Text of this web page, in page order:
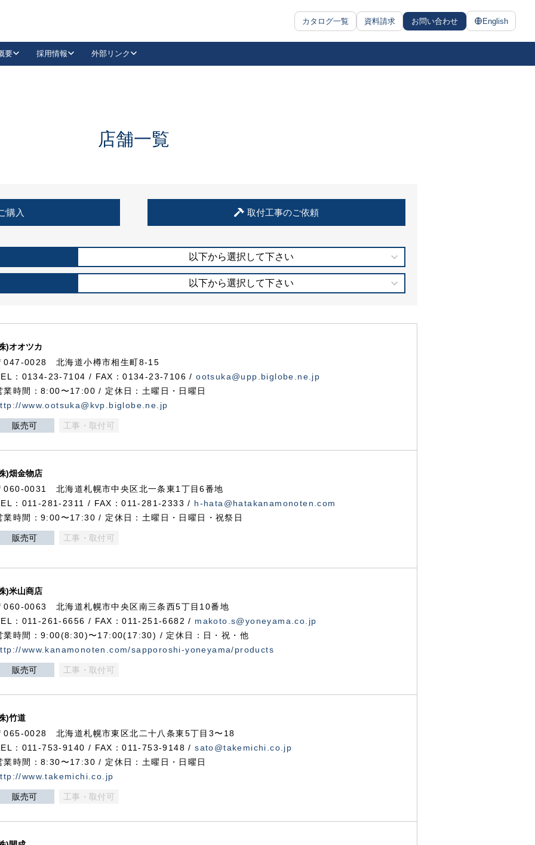
カタログ一覧 資料請求 お問い合わせ English
抗ウイルス・抗菌製品
要 採用情報 外部リンク
LinkedIn
住宅使用部材標準化推進協議会
店舗一覧
購入 取付工事のご依頼
以下から選択して下さい
以下から選択して下さい
)オオツカ
047-0028 北海道小樽市相生町8-15
：0134-23-7104 / FAX：0134-23-7106 /ootsuka@upp.biglobe.ne.jp
業時間：8:00〜17:00 / 定休日：土曜日・日曜日
www.ootsuka@kvp.biglobe.ne.jp
販売可 工事・取付可
)畑金物店
060-0031 北海道札幌市中央区北一条東1丁目6番地
：011-281-2311 / FAX：011-281-2333 / h-hata@hatakanamonoten.com
業時間：9:00〜17:30 / 定休日：土曜日・日曜日・祝祭日
販売可 工事・取付可
)米山商店
060-0063 北海道札幌市中央区南三条西5丁目10番地
：011-261-6656 / FAX：011-251-6682 / makoto.s@yoneyama.co.jp
業時間：9:00(8:30)〜17:00(17:30) / 定休日：日・祝・他
www.kanamonoten.com/sapporoshi-yoneyama/products
販売可 工事・取付可
)竹道
065-0028 北海道札幌市東区北二十八条東5丁目3〜18
：011-753-9140 / FAX：011-753-9148 /sato@takemichi.co.jp
業時間：8:30〜17:30 / 定休日：土曜日・日曜日
www.takemichi.co.jp
販売可 工事・取付可